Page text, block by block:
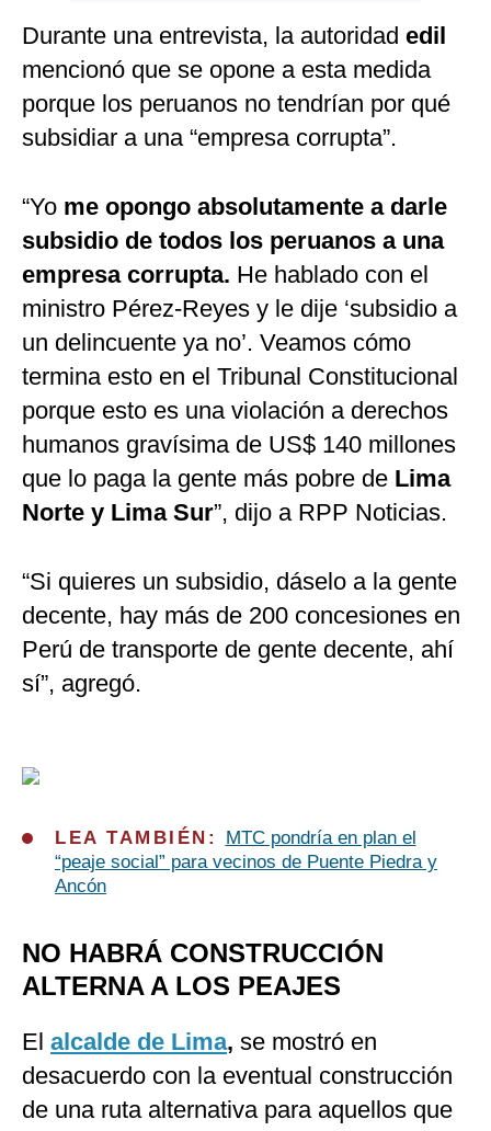
Durante una entrevista, la autoridad edil
mencionó que se opone a esta medida
porque los peruanos no tendrían por qué
subsidiar a una “empresa corrupta”.
“Yo me opongo absolutamente a darle
subsidio de todos los peruanos a una
empresa corrupta. He hablado con el
ministro Pérez-Reyes y le dije ‘subsidio a
un delincuente ya no’. Veamos cómo
termina esto en el Tribunal Constitucional
porque esto es una violación a derechos
humanos gravísima de US$ 140 millones
que lo paga la gente más pobre de Lima
Norte y Lima Sur”, dijo a RPP Noticias.
“Si quieres un subsidio, dáselo a la gente
decente, hay más de 200 concesiones en
Perú de transporte de gente decente, ahí
sí”, agregó.
LEA TAMBIÉN:
MTC pondría en plan el
“peaje social” para vecinos de Puente Piedra y
Ancón
NO HABRÁ CONSTRUCCIÓN
ALTERNA A LOS PEAJES
El alcalde de Lima, se mostró en
desacuerdo con la eventual construcción
de una ruta alternativa para aquellos que